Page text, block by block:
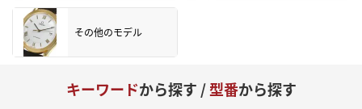
その他のモデル
キーワードから探す /型番から探す